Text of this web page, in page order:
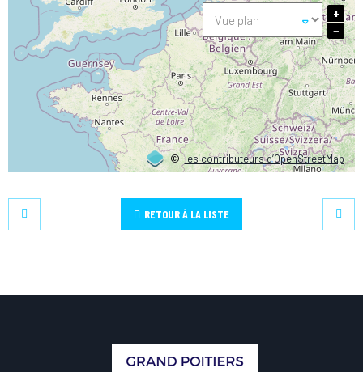
©les contributeurs d’OpenStreetMap
+
−
RETOUR À LA LISTE